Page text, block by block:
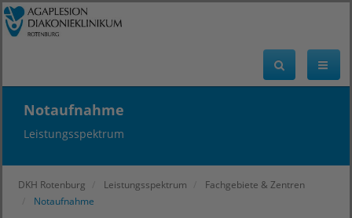
Notaufnahme
Leistungsspektrum
DKH Rotenburg Leistungsspektrum
Fachgebiete & Zentren
Notaufnahme